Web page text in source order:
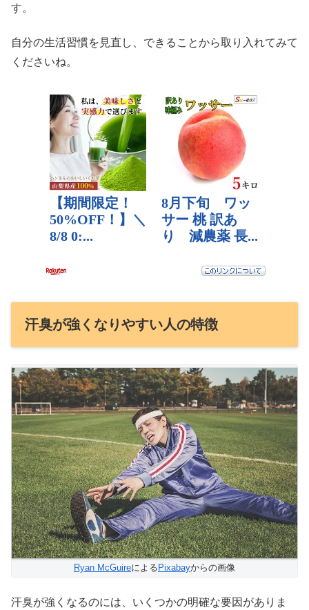
す。
自分の生活習慣を見直し、できることから取り入れてみて
くださいね。
汗臭が強くなりやすい人の特徴
Ryan McGuireによる Pixabayからの画像
汗臭が強くなるのには、いくつかの明確な要因がありま